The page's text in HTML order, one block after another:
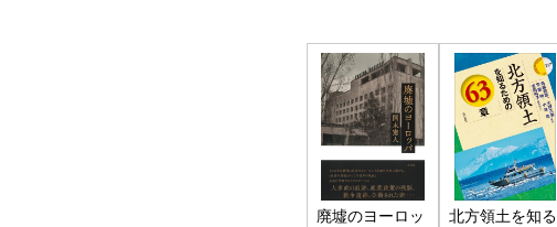
廃墟のヨーロッ
北方領土を知る